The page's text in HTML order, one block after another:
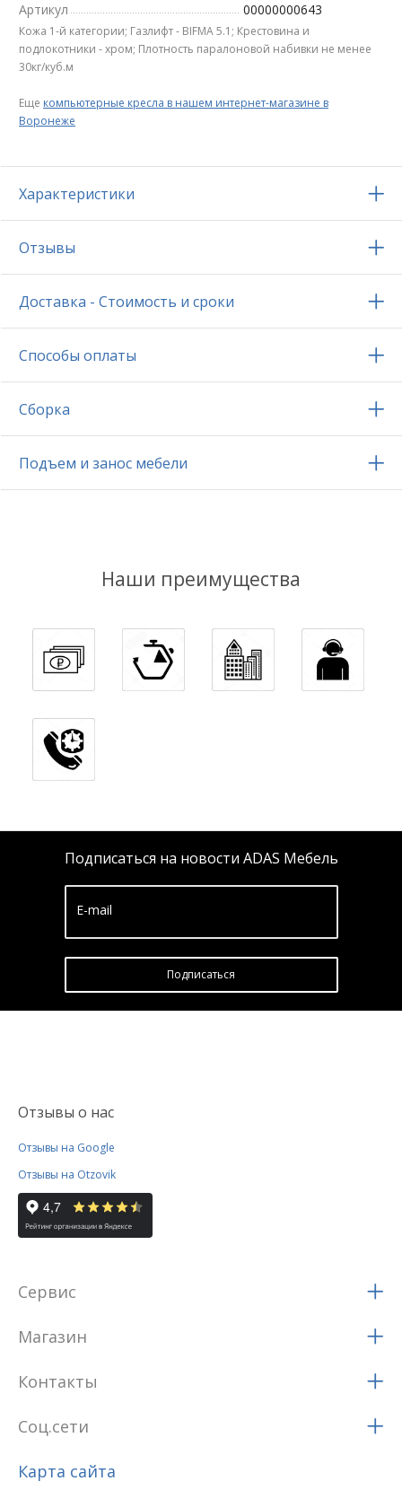
Артикул 00000000643
Кожа 1-й категории; Газлифт - BIFMA 5.1; Крестовина и
подлокотники - хром; Плотность паралоновой набивки не менее
30кг/куб.м
Еще компьютерные кресла в нашем интернет-магазине в
Воронеже
Характеристики
Отзывы
Доставка - Стоимость и сроки
Способы оплаты
Сборка
Подъем и занос мебели
Наши преимущества
Подписаться на новости ADAS Мебель
E-mail
Подписатьcя
Отзывы о нас
Отзывы на Google
Отзывы на Otzovik
Сервис
Магазин
Контакты
Соц.сети
Карта сайта